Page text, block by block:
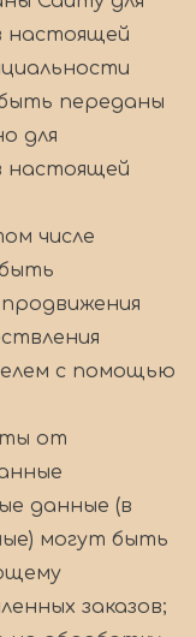
настоящей
переданы
для
настоящей
числе
с помощью
от
данные (в
могут быть
заказов;